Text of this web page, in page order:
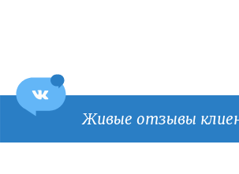
Живые отзывы
Согласен на
ОТПРАВИТЬ
This site is protected by reCAPTCHA and the Google
apply.